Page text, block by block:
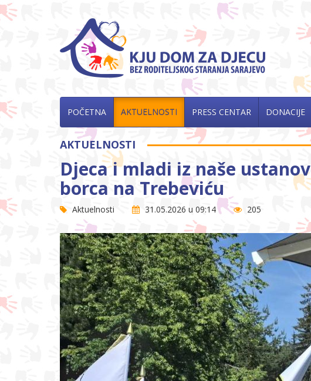
POČETNA AKTUELNOSTI PRESS CENTAR DONACIJE
AKTUELNOSTI
Djeca i mladi iz naše
borca na Trebeviću
Aktuelnosti 31.05.2026 u 09:14 205